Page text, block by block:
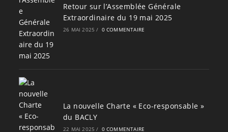
Retour sur l’Assemblée Générale
Extraordinaire du 19 mai 2025
26 MAI 2025 / 0 COMMENTAIRE
La nouvelle Charte « Eco-responsable »
du BACLY
22 MAI 2025 / 0 COMMENTAIRE